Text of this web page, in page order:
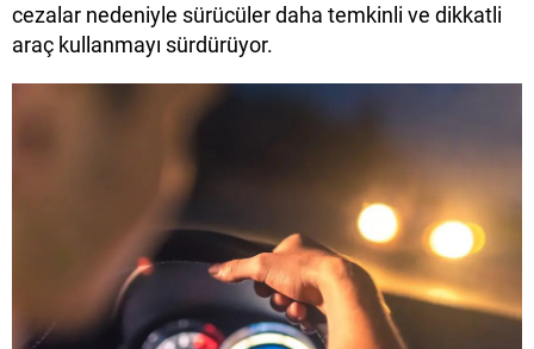
cezalar nedeniyle sürücüler daha temkinli ve dikkatli
araç kullanmayı sürdürüyor.